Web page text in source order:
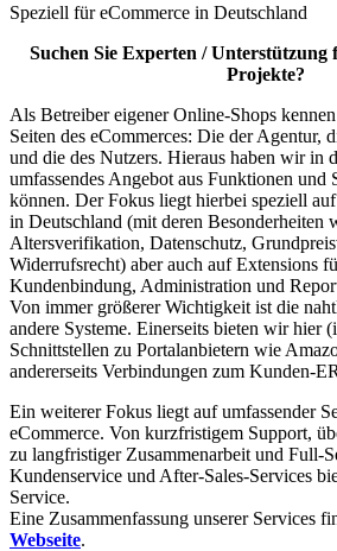
Speziell für eCommerce in Deutschland
Suchen Sie Experten / Unterstützung
Projekte?
Als Betreiber eigener Online-Shops
Seiten des eCommerces: Die der Agentur,
und die des Nutzers. Hieraus haben wir in
umfassendes Angebot aus Funktionen und
können. Der Fokus liegt hierbei speziell
in Deutschland (mit deren Besonderheiten
Altersverifikation, Datenschutz,
Widerrufsrecht) aber auch auf Extensions
Kundenbindung, Administration und
Von immer größerer Wichtigkeit ist die
andere Systeme. Einerseits bieten wir hier
Schnittstellen zu Portalanbietern wie
andererseits Verbindungen zum Kunden-
Ein weiterer Fokus liegt auf umfassender
eCommerce. Von kurzfristigem Support,
zu langfristiger Zusammenarbeit und Full-
Kundenservice und After-Sales-Services
Service.
Eine Zusammenfassung unserer Services
Webseite.